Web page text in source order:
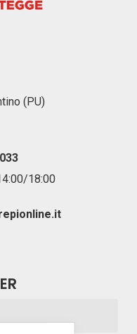
(PU)
18:00